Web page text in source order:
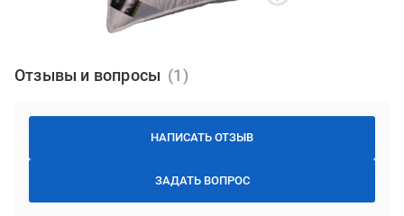
Отзывы и вопросы
НАПИСАТЬ ОТЗЫВ
ЗАДАТЬ ВОПРОС